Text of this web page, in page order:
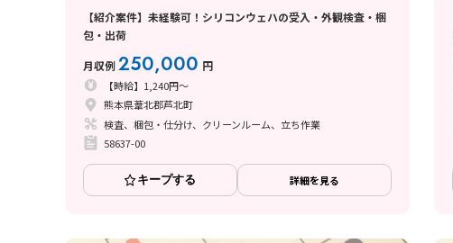
【紹介案件】未経験可！シリコンウェハの受入・外観検査・梱
包・出荷
月収例250,000 円
【時給】1,240円～
熊本県葦北郡芦北町
検査、梱包・仕分け、クリーンルーム、立ち作業
58637-00
キープする 詳細を見る